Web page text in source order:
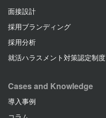
面接設計
採用ブランディング
採用分析
就活ハラスメント対策認定制度
Cases and Knowledge
導入事例